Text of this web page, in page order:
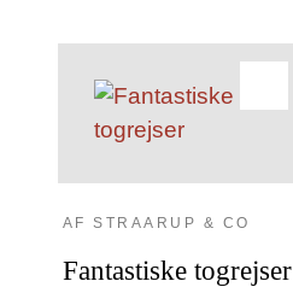
AF STRAARUP & CO
Fantastiske togrejser